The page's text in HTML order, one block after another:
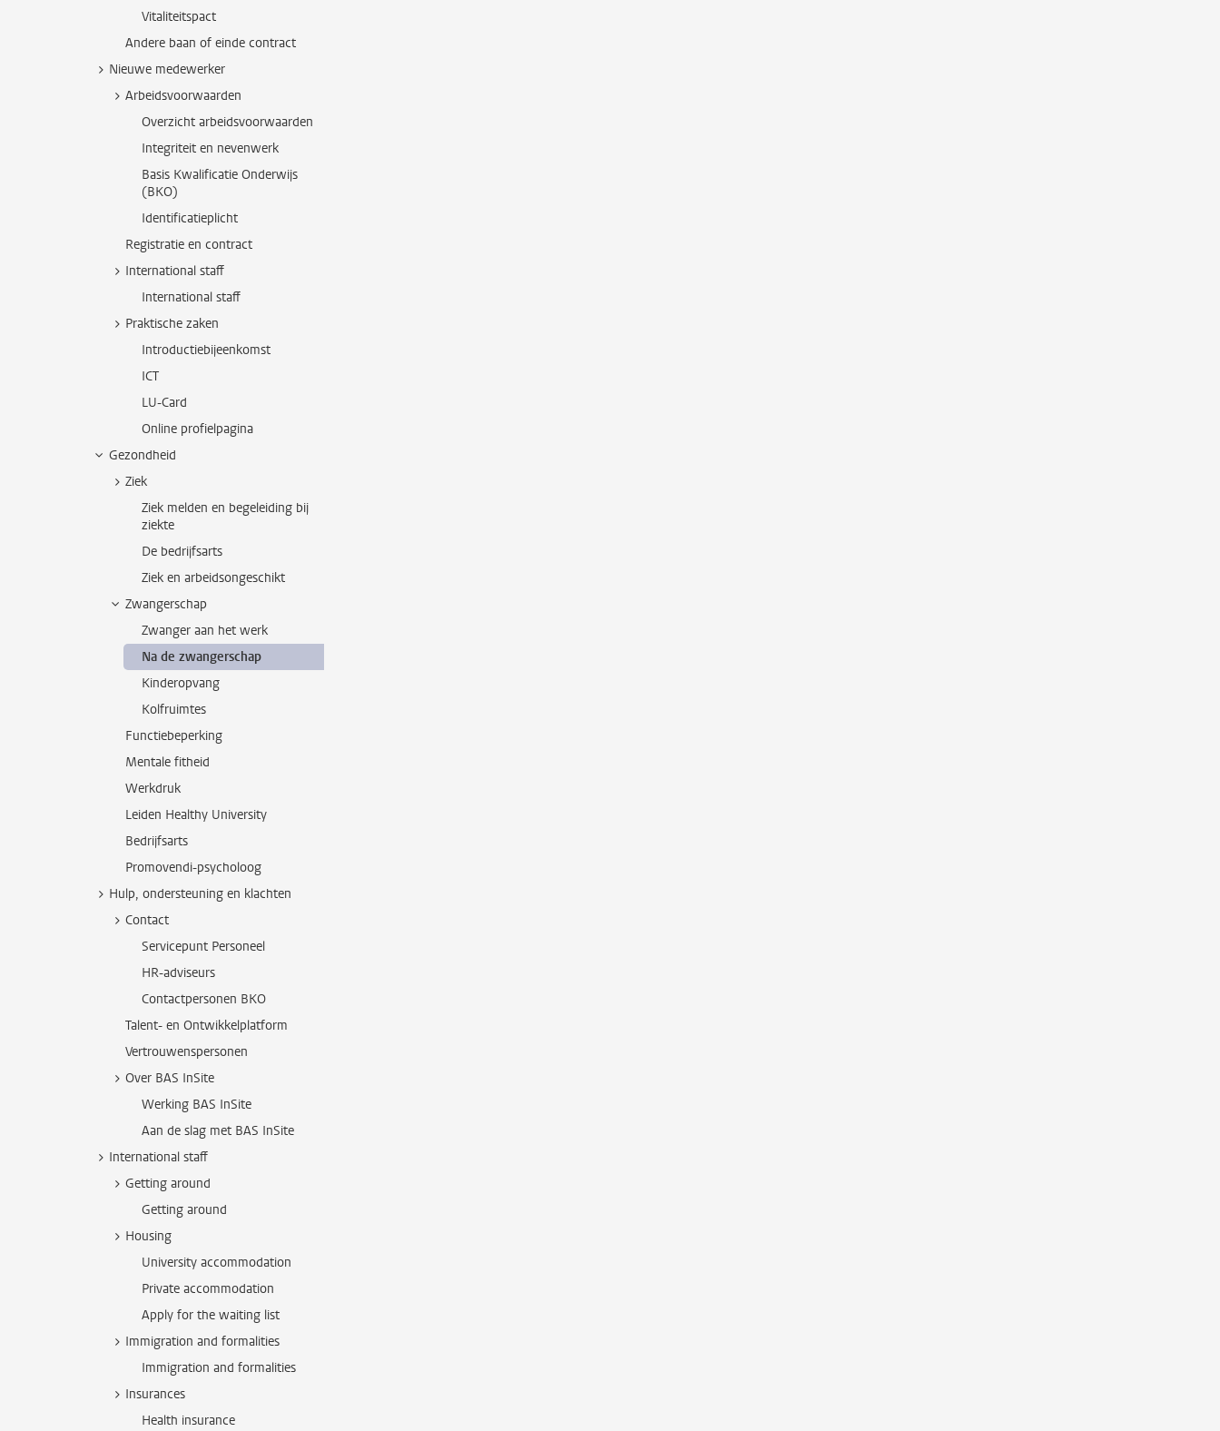
Vitaliteitspact
Andere baan of einde contract
Nieuwe medewerker
Arbeidsvoorwaarden
Overzicht arbeidsvoorwaarden
Integriteit en nevenwerk
Basis Kwalificatie Onderwijs
(BKO)
Identificatieplicht
Registratie en contract
International staff
International staff
Praktische zaken
Introductiebijeenkomst
ICT
LU-Card
Online profielpagina
Gezondheid
Ziek
Ziek melden en begeleiding bij
ziekte
De bedrijfsarts
Ziek en arbeidsongeschikt
Zwangerschap
Zwanger aan het werk
Na de zwangerschap
Kinderopvang
Kolfruimtes
Functiebeperking
Mentale fitheid
Werkdruk
Leiden Healthy University
Bedrijfsarts
Promovendi-psycholoog
Hulp, ondersteuning en klachten
Contact
Servicepunt Personeel
HR-adviseurs
Contactpersonen BKO
Talent- en Ontwikkelplatform
Vertrouwenspersonen
Over BAS InSite
Werking BAS InSite
Aan de slag met BAS InSite
International staff
Getting around
Getting around
Housing
University accommodation
Private accommodation
Apply for the waiting list
Immigration and formalities
Immigration and formalities
Insurances
Health insurance